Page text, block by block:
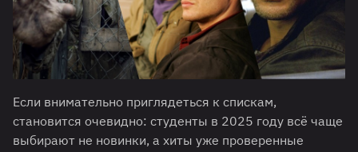
Если внимательно приглядеться к спискам,
становится очевидно: студенты в 2025 году всё чаще
выбирают не новинки, а хиты уже проверенные